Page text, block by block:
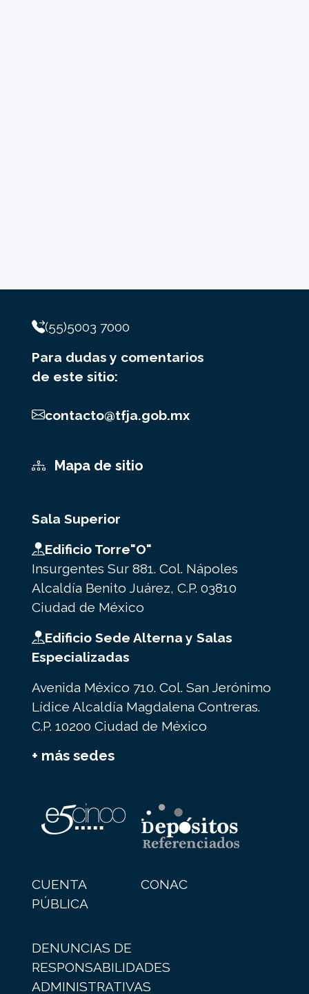
(55)5003 7000
Para dudas y comentarios
de este sitio:
contacto@tfja.gob.mx
Mapa de sitio
Sala Superior
Edificio Torre"O"
Insurgentes Sur 881. Col. Nápoles
Alcaldía Benito Juárez, C.P. 03810
Ciudad de México
Edificio Sede Alterna y Salas
Especializadas
Avenida México 710. Col. San Jerónimo
Lídice Alcaldía Magdalena Contreras.
C.P. 10200 Ciudad de México
+ más sedes
CUENTA
PÚBLICA
CONAC
DENUNCIAS DE
RESPONSABILIDADES
ADMINISTRATIVAS